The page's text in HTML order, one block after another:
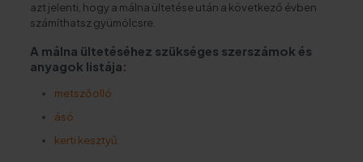
azt jelenti, hogy a málna ültetése után a következő évben
számíthatsz gyümölcsre.
A málna ültetéséhez szükséges szerszámok és
anyagok listája:
metszőolló
ásó
kerti kesztyű.